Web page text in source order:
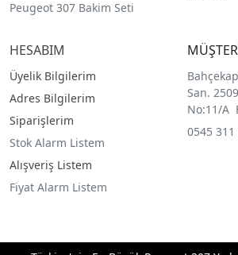
Peugeot 307 Bakim Seti
HESABIM
Üyelik Bilgilerim
Adres Bilgilerim
Siparişlerim
Stok Alarm Listem
Alışveriş Listem
Fiyat Alarm Listem
San.
No:11/A
0545 311